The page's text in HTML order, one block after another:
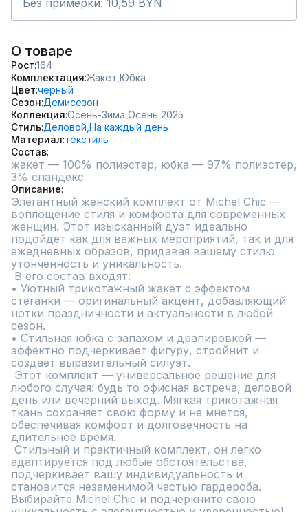
Без примерки: 10,59 BYN
О товаре
Рост 164
Комплектация Жакет, Юбка
Цвет черный
Сезон Демисезон
Коллекция Осень-Зима, Осень 2025
Стиль Деловой, На каждый день
Материал текстиль
Состав
жакет — 100% полиэстер, юбка — 97% полиэстер,
3% спандекс
Описание
Элегантный женский комплект от Michel Chic —
воплощение стиля и комфорта для современных
женщин. Этот изысканный дуэт идеально
подойдет как для важных мероприятий, так и для
ежедневных образов, придавая вашему стилю
утонченность и уникальность.
• Уютный трикотажный жакет с эффектом
стеганки — оригинальный акцент, добавляющий
нотки праздничности и актуальности в любой
сезон.
• Стильная юбка с запахом и драпировкой —
эффектно подчеркивает фигуру, стройнит и
создает выразительный силуэт.
любого случая: будь то офисная встреча, деловой
день или вечерний выход. Мягкая трикотажная
ткань сохраняет свою форму и не мнется,
обеспечивая комфорт и долговечность на
длительное время.
адаптируется под любые обстоятельства,
подчеркивает вашу индивидуальность и
становится незаменимой частью гардероба.
Выбирайте Michel Chic и подчеркните свою